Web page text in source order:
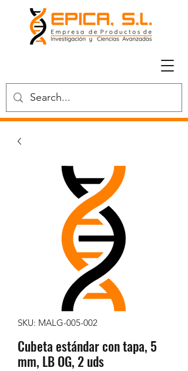
SKU: MALG-005-002
Cubeta estándar con tapa, 5
mm, LB OG, 2 uds